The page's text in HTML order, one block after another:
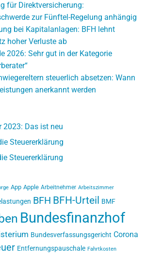
für Direktversicherung:
zur Fünftel-Regelung anhängig
bei Kapitalanlagen: BFH lehnt
hoher Verluste ab
2026: Sehr gut in der Kategorie
steuerlich absetzen: Wann
anerkannt werden
2023: Das ist neu
Steuererklärung
Steuererklärung
App Apple Arbeitnehmer Arbeitszimmer
BFH BFH-Urteil BMF
Bundesfinanzhof
Bundesverfassungsgericht Corona
Entfernungspauschale Fahrtkosten